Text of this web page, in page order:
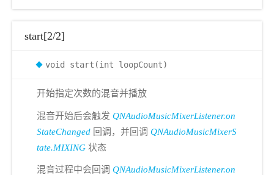
start[2/2]
void start(int loopCount)
开始指定次数的混音并播放
混音开始后会触发 QNAudioMusicMixerListener.on
StateChanged 回调，并回调 QNAudioMusicMixerS
tate.MIXING 状态
混音过程中会回调 QNAudioMusicMixerListener.on